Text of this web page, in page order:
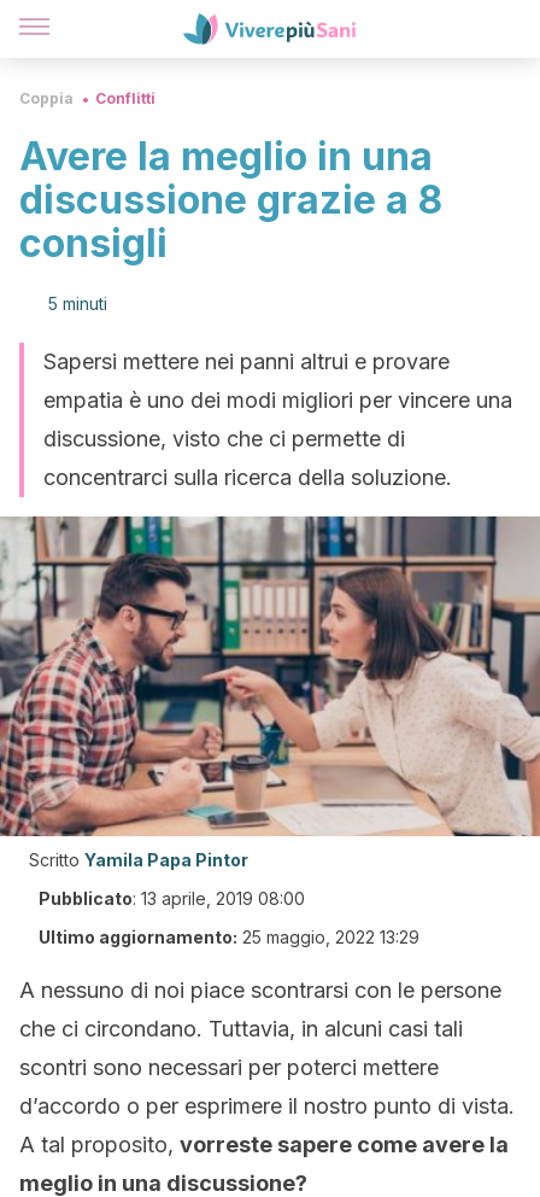
Coppia Conflitti
Avere la meglio in una
discussione grazie a 8
consigli
5 minuti
Sapersi mettere nei panni altrui e provare
empatia è uno dei modi migliori per vincere una
discussione, visto che ci permette di
concentrarci sulla ricerca della soluzione.
Scritto Yamila Papa Pintor
Pubblicato: 13 aprile, 2019 08:00
Ultimo aggiornamento: 25 maggio, 2022 13:29
A nessuno di noi piace scontrarsi con le persone
che ci circondano. Tuttavia, in alcuni casi tali
scontri sono necessari per poterci mettere
d’accordo o per esprimere il nostro punto di vista.
A tal proposito, vorreste sapere come avere la
meglio in una discussione?